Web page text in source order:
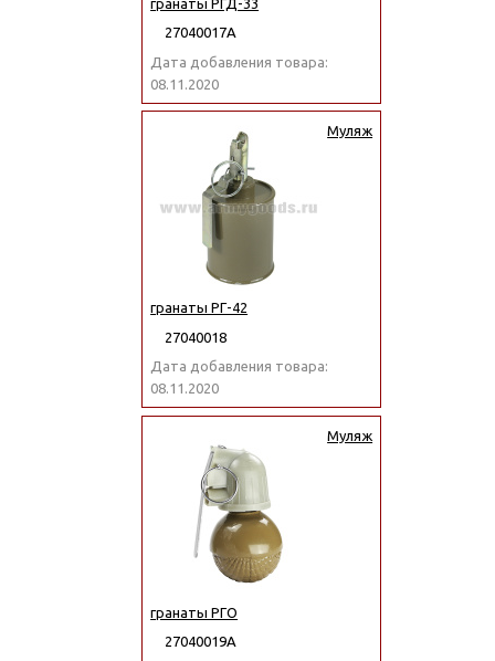
гранаты РГД-33
27040017А
Дата добавления товара:
08.11.2020
Муляж
гранаты РГ-42
27040018
Дата добавления товара:
08.11.2020
Муляж
гранаты РГО
27040019А